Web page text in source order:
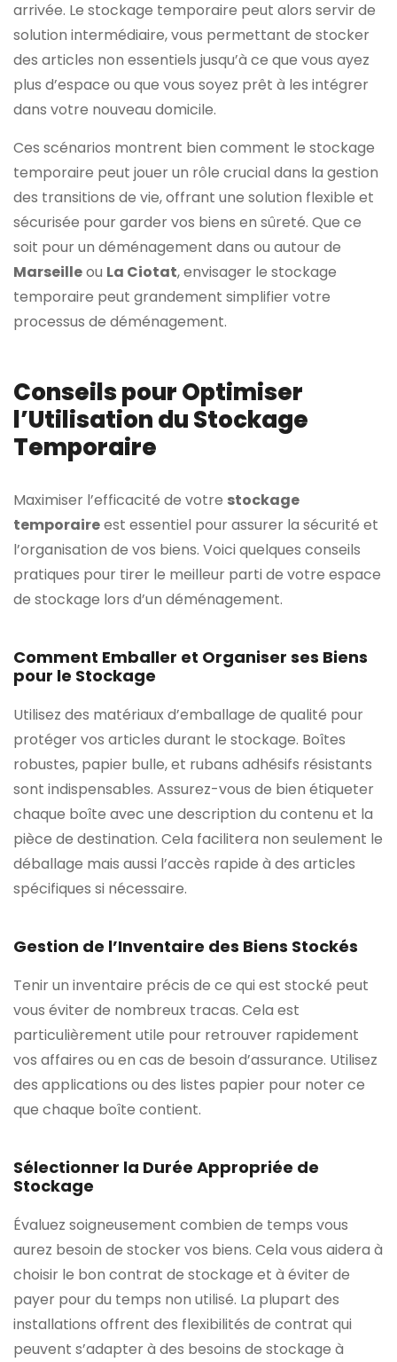
arrivée. Le stockage temporaire peut alors servir de
solution intermédiaire, vous permettant de stocker
des articles non essentiels jusqu’à ce que vous ayez
plus d’espace ou que vous soyez prêt à les intégrer
dans votre nouveau domicile.
Ces scénarios montrent bien comment le stockage
temporaire peut jouer un rôle crucial dans la gestion
des transitions de vie, offrant une solution flexible et
sécurisée pour garder vos biens en sûreté. Que ce
soit pour un déménagement dans ou autour de
Marseilleou La Ciotat, envisager le stockage
temporaire peut grandement simplifier votre
processus de déménagement.
Conseils pour Optimiser
l’Utilisation du Stockage
Temporaire
Maximiser l’efficacité de votre stockage
temporaireest essentiel pour assurer la sécurité et
l’organisation de vos biens. Voici quelques conseils
pratiques pour tirer le meilleur parti de votre espace
de stockage lors d’un déménagement.
Comment Emballer et Organiser ses Biens
pour le Stockage
Utilisez des matériaux d’emballage de qualité pour
protéger vos articles durant le stockage. Boîtes
robustes, papier bulle, et rubans adhésifs résistants
sont indispensables. Assurez-vous de bien étiqueter
chaque boîte avec une description du contenu et la
pièce de destination. Cela facilitera non seulement le
déballage mais aussi l’accès rapide à des articles
spécifiques si nécessaire.
Gestion de l’Inventaire des Biens Stockés
Tenir un inventaire précis de ce qui est stocké peut
vous éviter de nombreux tracas. Cela est
particulièrement utile pour retrouver rapidement
vos affaires ou en cas de besoin d’assurance. Utilisez
des applications ou des listes papier pour noter ce
que chaque boîte contient.
Sélectionner la Durée Appropriée de
Stockage
Évaluez soigneusement combien de temps vous
aurez besoin de stocker vos biens. Cela vous aidera à
choisir le bon contrat de stockage et à éviter de
payer pour du temps non utilisé. La plupart des
installations offrent des flexibilités de contrat qui
peuvent s’adapter à des besoins de stockage à